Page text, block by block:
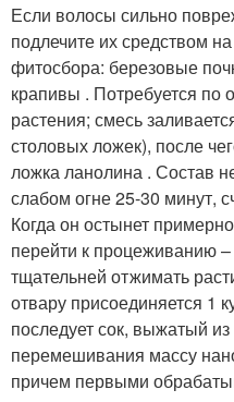
Если волосы сильно
подлечите их средством
фитосбора: березовые
крапивы . Потребуется по
растения; смесь
столовых ложек), после
ложка ланолина . Состав
слабом огне 25-30 минут,
Когда он остынет
перейти к процеживанию
тщательней отжимать
отвару присоединяется 1
последует сок, выжатый
перемешивания массу
причем первыми